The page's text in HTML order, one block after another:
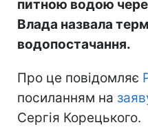
питною водою
Влада назвала
водопостачання.
Про це повідомляє
посиланням на
Сергія Корецького.